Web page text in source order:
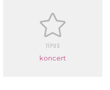
TÍPUS
koncert